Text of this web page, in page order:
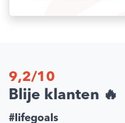
9,2/10
Blije klanten 🔥
#lifegoals